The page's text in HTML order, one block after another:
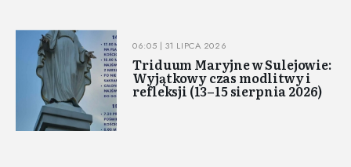
06:05 | 31 LIPCA 2026
Triduum Maryjne w Sulejowie:
Wyjątkowy czas modlitwy i
refleksji (13–15 sierpnia 2026)